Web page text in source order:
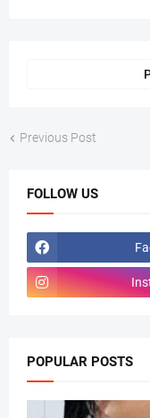
Previous Post
FOLLOW US
POPULAR POSTS